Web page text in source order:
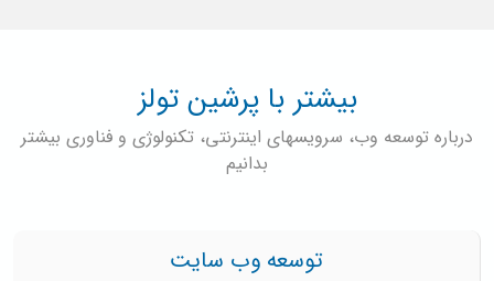
بیشتر با پرشین تولز
درباره توسعه وب، سرویسهای اینترنتی، تکنولوژی و فناوری بیشتر
بدانیم
توسعه وب سایت